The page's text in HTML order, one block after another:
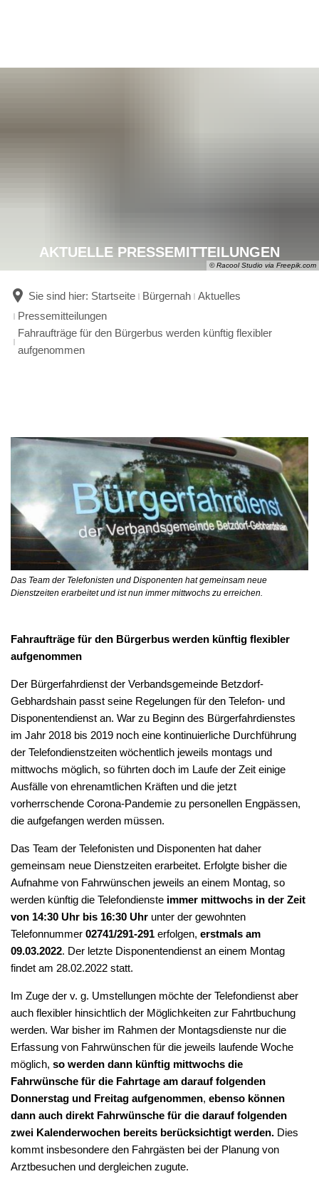
© Racool Studio via Freepik.com
AKTUELLE PRESSEMITTEILUNGEN
Sie sind hier: Startseite Bürgernah Aktuelles
Pressemitteilungen
Fahraufträge für den Bürgerbus werden künftig flexibler
aufgenommen
für
Bürgerbus
werden
künftig
flexibler
aufgenommen
Das Team der Telefonisten und Disponenten hat gemeinsam neue
Dienstzeiten erarbeitet und ist nun immer mittwochs zu erreichen.
Fahraufträge für den Bürgerbus werden künftig flexibler
aufgenommen
Der Bürgerfahrdienst der Verbandsgemeinde Betzdorf-
Gebhardshain passt seine Regelungen für den Telefon- und
Disponentendienst an. War zu Beginn des Bürgerfahrdienstes
im Jahr 2018 bis 2019 noch eine kontinuierliche Durchführung
der Telefondienstzeiten wöchentlich jeweils montags und
mittwochs möglich, so führten doch im Laufe der Zeit einige
Ausfälle von ehrenamtlichen Kräften und die jetzt
vorherrschende Corona-Pandemie zu personellen Engpässen,
die aufgefangen werden müssen.
Das Team der Telefonisten und Disponenten hat daher
gemeinsam neue Dienstzeiten erarbeitet. Erfolgte bisher die
Aufnahme von Fahrwünschen jeweils an einem Montag, so
werden künftig die Telefondienste immer mittwochs in der Zeit
von 14:30 Uhr bis 16:30 Uhr unter der gewohnten
Telefonnummer 02741/291-291 erfolgen, erstmals am
09.03.2022. Der letzte Disponentendienst an einem Montag
findet am 28.02.2022 statt.
Im Zuge der v. g. Umstellungen möchte der Telefondienst aber
auch flexibler hinsichtlich der Möglichkeiten zur Fahrtbuchung
werden. War bisher im Rahmen der Montagsdienste nur die
Erfassung von Fahrwünschen für die jeweils laufende Woche
möglich, so werden dann künftig mittwochs die
Fahrwünsche für die Fahrtage am darauf folgenden
Donnerstag und Freitag aufgenommen, ebenso können
dann auch direkt Fahrwünsche für die darauf folgenden
zwei Kalenderwochen bereits berücksichtigt werden. Dies
kommt insbesondere den Fahrgästen bei der Planung von
Arztbesuchen und dergleichen zugute.